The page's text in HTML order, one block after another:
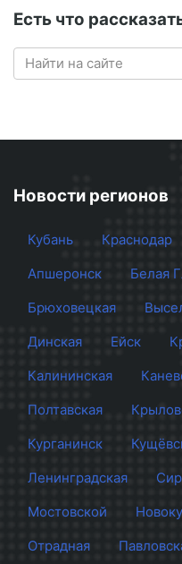
Есть что
Новости регионов
Кубань Краснодар
Апшеронск
Белая
Брюховецкая
Динская
Ейск
Калининская
Полтавская
Курганинск
Ленинградская
Мостовской
Отрадная